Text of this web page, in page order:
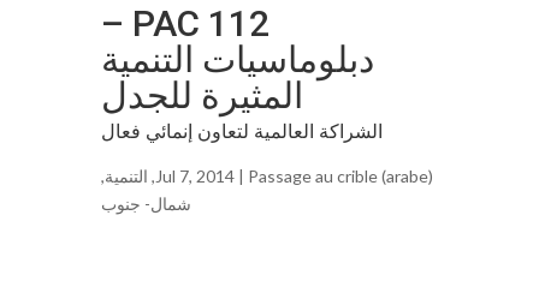
PAC 112 –
دبلوماسيات التنمية
المثيرة للجدل
الشراكة العالمية لتعاون إنمائي فعال
Jul 7, 2014 | Passage au crible (arabe)
, التنمية,
شمال- جنوب